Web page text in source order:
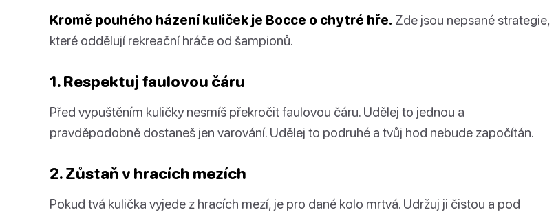
Kromě pouhého házení kuliček je Bocce o chytré hře. Zde jsou nepsané strategie,
které oddělují rekreační hráče od šampionů.
1. Respektuj faulovou čáru
Před vypuštěním kuličky nesmíš překročit faulovou čáru. Udělej to jednou a
pravděpodobně dostaneš jen varování. Udělej to podruhé a tvůj hod nebude započítán.
2. Zůstaň v hracích mezích
Pokud tvá kulička vyjede z hracích mezí, je pro dané kolo mrtvá. Udržuj ji čistou a pod